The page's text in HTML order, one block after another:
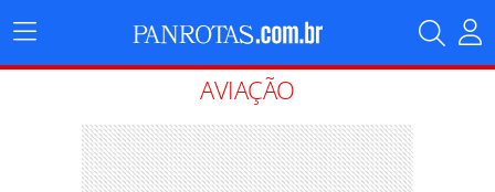
Menu
Principal
AVIAÇÃO